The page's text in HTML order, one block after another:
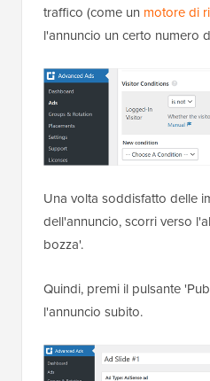
traffico (come un motore di
l'annuncio un certo numero
Una volta soddisfatto delle
dell'annuncio, scorri verso
bozza'.
Quindi, premi il pulsante
l'annuncio subito.